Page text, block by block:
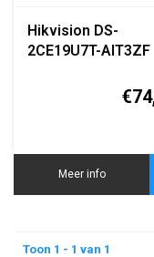
Hikvision DS-
2CE19U7T-AIT3ZF
Meer info
Toon 1 - 1 van 1